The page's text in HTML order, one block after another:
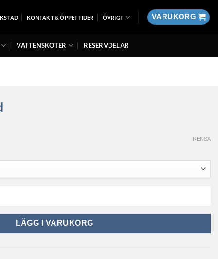
KONTAKT & ÖPPETTIDER ÖVRIGT VARUKORG
VATTENSKOTER RESERVDELAR
RENSA
LÄGG I VARUKORG